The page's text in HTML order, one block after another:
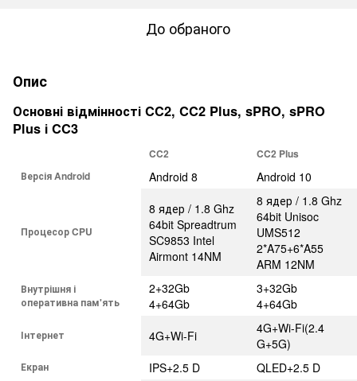
До обраного
Опис
Основні відмінності CC2, CC2 Plus, sPRO, sPRO
Plus і CC3
CC2
CC2 Plus
Версія Android
Android 8 Android 10
Процесор CPU
8 ядер / 1.8 Ghz
64bit Spreadtrum
SC9853 Intel
Airmont 14NM
8 ядер / 1.8 Ghz
64bit Unisoc
UMS512
2*A75+6*A55
ARM 12NM
Внутрішня і
оперативна пам'ять
2+32Gb
4+64Gb
3+32Gb
4+64Gb
Інтернет 4G+Wi-Fi
4G+Wi-Fi(2.4
G+5G)
Екран IPS+2.5 D QLED+2.5 D